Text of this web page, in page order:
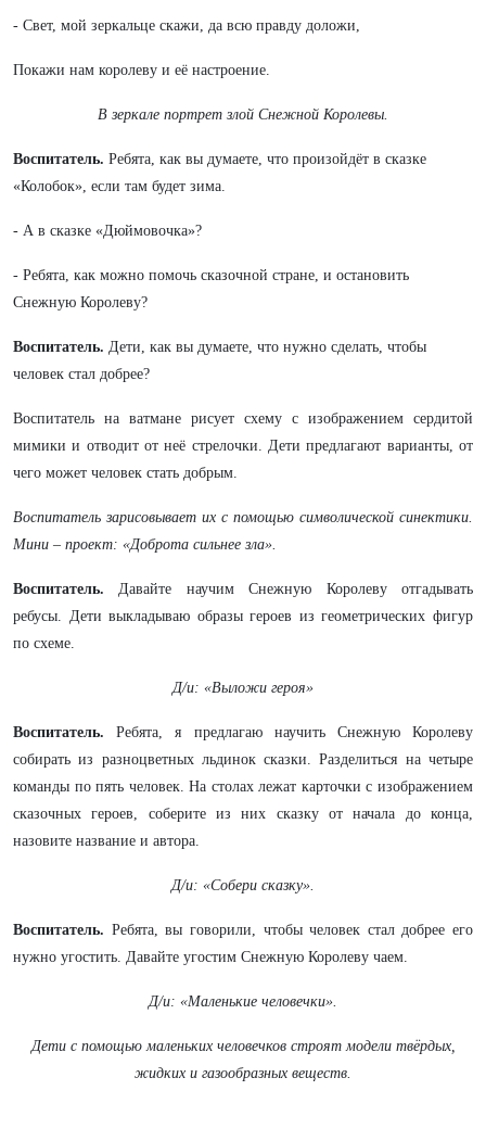
- Свет, мой зеркальце скажи, да всю правду доложи,
Покажи нам королеву и её настроение.
В зеркале портрет злой Снежной Королевы.
Воспитатель. Ребята, как вы думаете, что произойдёт в сказке
«Колобок», если там будет зима.
- А в сказке «Дюймовочка»?
- Ребята, как можно помочь сказочной стране, и остановить
Снежную Королеву?
Воспитатель. Дети, как вы думаете, что нужно сделать, чтобы
человек стал добрее?
Воспитатель на ватмане рисует схему с изображением сердитой
мимики и отводит от неё стрелочки. Дети предлагают варианты, от
чего может человек стать добрым.
Воспитатель зарисовывает их с помощью символической синектики.
Мини – проект: «Доброта сильнее зла».
Воспитатель. Давайте научим Снежную Королеву отгадывать
ребусы. Дети выкладываю образы героев из геометрических фигур
по схеме.
Д/и: «Выложи героя»
Воспитатель. Ребята, я предлагаю научить Снежную Королеву
собирать из разноцветных льдинок сказки. Разделиться на четыре
команды по пять человек. На столах лежат карточки с изображением
сказочных героев, соберите из них сказку от начала до конца,
назовите название и автора.
Д/и: «Собери сказку».
Воспитатель. Ребята, вы говорили, чтобы человек стал добрее его
нужно угостить. Давайте угостим Снежную Королеву чаем.
Д/и: «Маленькие человечки».
Дети с помощью маленьких человечков строят модели твёрдых,
жидких и газообразных веществ.